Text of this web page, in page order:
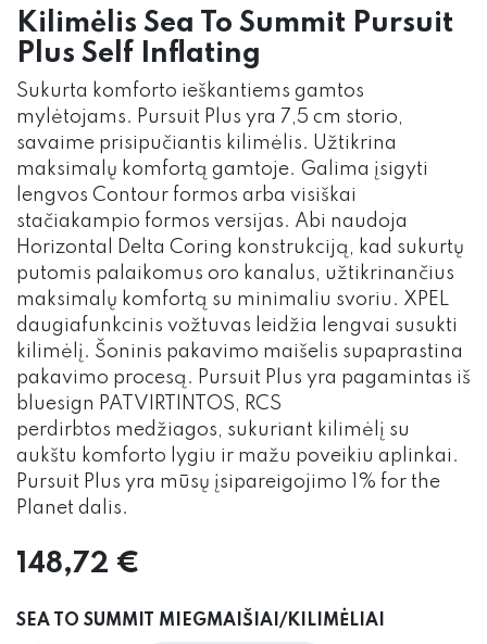
Kilimėlis Sea To Summit Pursuit
Plus Self Inflating
Sukurta komforto ieškantiems gamtos
mylėtojams. Pursuit Plus yra 7,5 cm storio,
savaime prisipučiantis kilimėlis. Užtikrina
maksimalų komfortą gamtoje. Galima įsigyti
lengvos Contour formos arba visiškai
stačiakampio formos versijas. Abi naudoja
Horizontal Delta Coring konstrukciją, kad sukurtų
putomis palaikomus oro kanalus, užtikrinančius
maksimalų komfortą su minimaliu svoriu. XPEL
daugiafunkcinis vožtuvas leidžia lengvai susukti
kilimėlį. Šoninis pakavimo maišelis supaprastina
pakavimo procesą. Pursuit Plus yra pagamintas iš
bluesign PATVIRTINTOS, RCS
perdirbtos medžiagos, sukuriant kilimėlį su
aukštu komforto lygiu ir mažu poveikiu aplinkai.
Pursuit Plus yra mūsų įsipareigojimo 1% for the
Planet dalis.
148,72 €
SEA TO SUMMIT MIEGMAIŠIAI/KILIMĖLIAI